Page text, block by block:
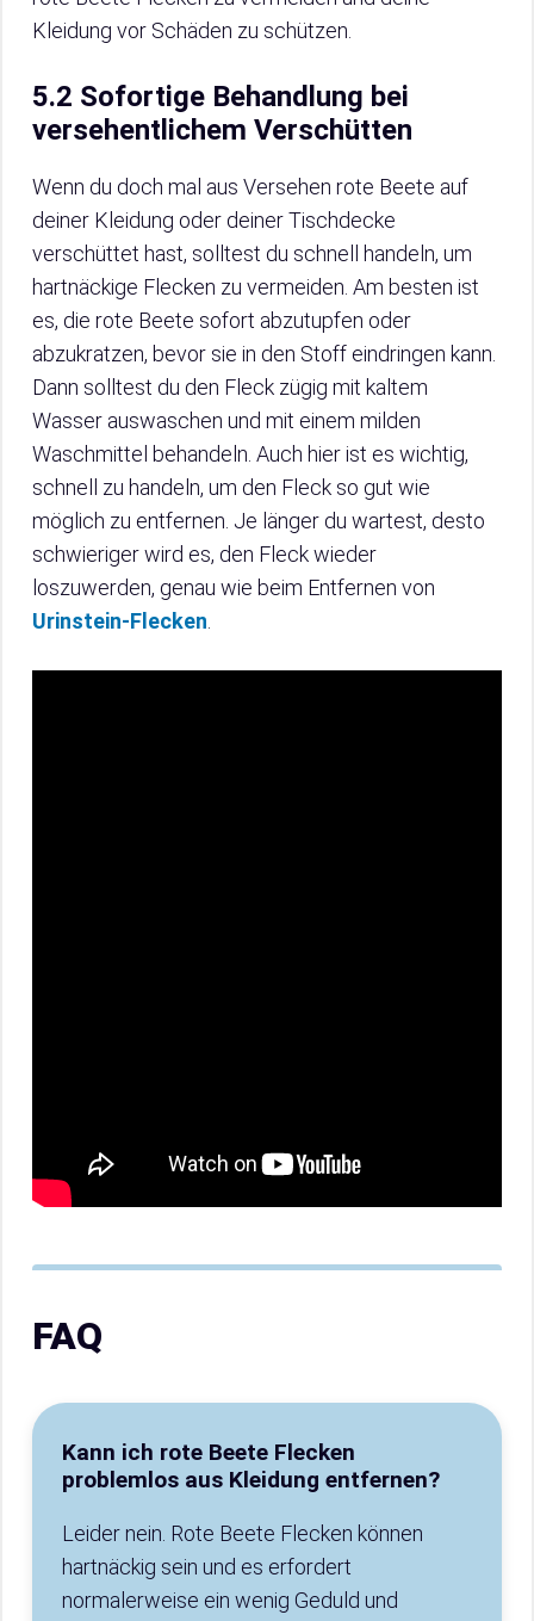
Kleidung vor Schäden zu schützen.
5.2 Sofortige Behandlung bei
versehentlichem Verschütten
Wenn du doch mal aus Versehen rote Beete auf
deiner Kleidung oder deiner Tischdecke
verschüttet hast, solltest du schnell handeln, um
hartnäckige Flecken zu vermeiden. Am besten ist
es, die rote Beete sofort abzutupfen oder
abzukratzen, bevor sie in den Stoff eindringen kann.
Dann solltest du den Fleck zügig mit kaltem
Wasser auswaschen und mit einem milden
Waschmittel behandeln. Auch hier ist es wichtig,
schnell zu handeln, um den Fleck so gut wie
möglich zu entfernen. Je länger du wartest, desto
schwieriger wird es, den Fleck wieder
loszuwerden, genau wie beim Entfernen von
Urinstein-Flecken.
FAQ
Kann ich rote Beete Flecken
problemlos aus Kleidung entfernen?
Leider nein. Rote Beete Flecken können
hartnäckig sein und es erfordert
normalerweise ein wenig Geduld und